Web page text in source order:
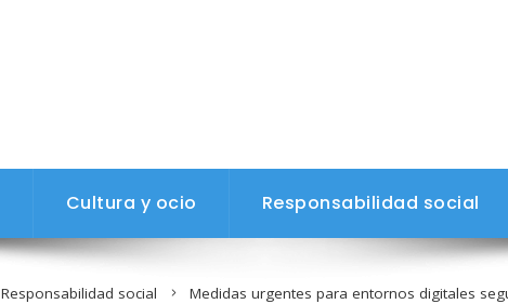
Cultura y ocio Responsabilidad social
Responsabilidad social Medidas urgentes para entornos digitales